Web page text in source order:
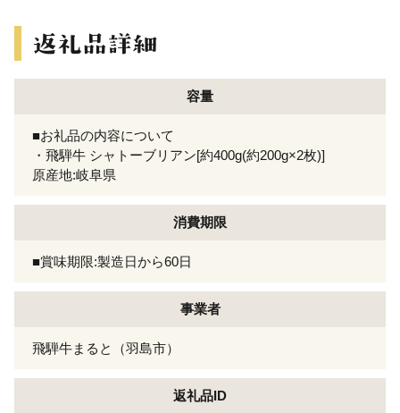
容量
■お礼品の内容について
・飛騨牛 シャトーブリアン[約400g(約200g×2枚)]
原産地:岐阜県
消費期限
■賞味期限:製造日から60日
事業者
飛騨牛まると（羽島市）
返礼品ID